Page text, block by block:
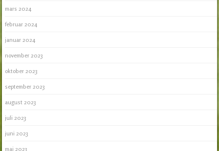
mars 2024
februar 2024
januar 2024
november 2023
oktober 2023
september 2023
august 2023
juli 2023
juni 2023
mai 2023